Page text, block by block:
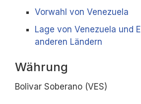
Vorwahl von Venezuela
Lage von Venezuela und
anderen Ländern
Währung
Bolivar Soberano (VES)